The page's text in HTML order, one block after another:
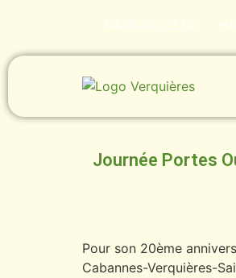
04.90.90.22.50
Journée Portes
Pour son 20ème
Cabannes-Verquières-